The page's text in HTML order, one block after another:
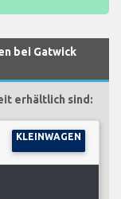
bei Gatwick
erhältlich sind:
KLEINWAGEN